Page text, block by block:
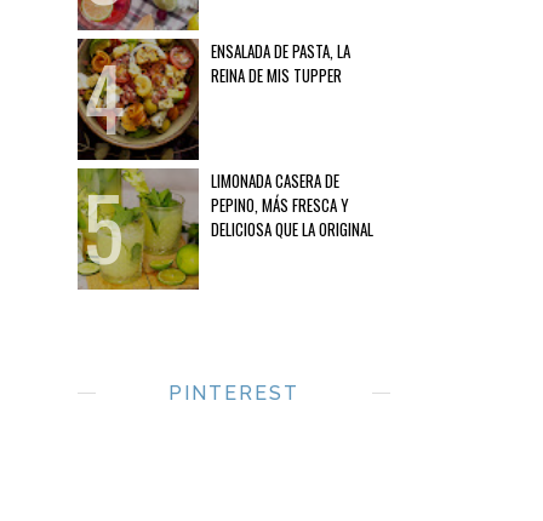
ENSALADA DE PASTA, LA
REINA DE MIS TUPPER
LIMONADA CASERA DE
PEPINO, MÁS FRESCA Y
DELICIOSA QUE LA ORIGINAL
PINTEREST